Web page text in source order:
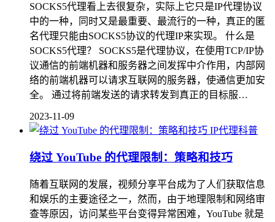
SOCKS5代理看上去很复杂，实际上它只是IP代理协议
中的一种，同时又是最重要、最流行的一种，真正的匿
名代理只能由SOCKS5协议的代理IP来实现。 什么是
SOCKS5代理？ SOCKS5是代理协议，在使用TCP/IP协
议通信的前端机器和服务器之间发挥中介作用，内部网
络的前端机器可以请求互联网的服务器，使通信更加安
全。 通过将前端发送的请求转发到真正的目标服…
2023-11-09
IP代理科普
绕过 YouTube 的代理限制：策略和技巧
随着互联网的发展，视频分享平台成为了人们获取信息
和娱乐的主要途径之一，然而，由于地理限制和网络审
查等原因，访问某些平台变得异常困难，YouTube 就是